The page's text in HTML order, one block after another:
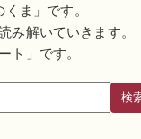
ま」です。
み解いていきます。
ト」です。
検